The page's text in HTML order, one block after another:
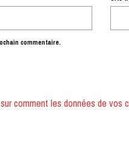
commentaire.
comment les données de vos